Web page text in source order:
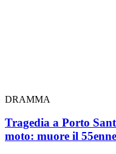
DRAMMA
Tragedia a Porto
moto: muore il